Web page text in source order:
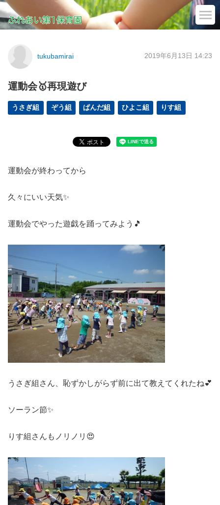
tukubamirai 2019年6月13日 14:23
運動会🥇再現遊び
うさぎ組 ぞう組 ぱんだ組 ひよこ組 りす組
運動会が終わってから
久々にいい天気✨
運動会でやった遊戯を踊ってみよう🎵
うさぎ組さん、恥ずかしがらず前に出て教えてくれたね💕
ソーラン節✨
りす組さんもノリノリ😍